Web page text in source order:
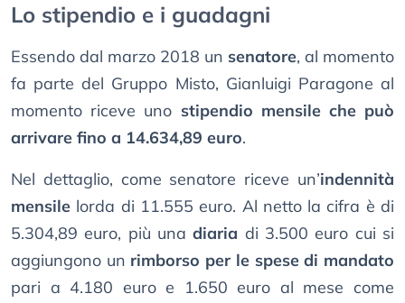
Lo stipendio e i guadagni
Essendo dal marzo 2018 un senatore, al momento
fa parte del Gruppo Misto, Gianluigi Paragone al
momento riceve uno stipendio mensile che può
arrivare fino a 14.634,89 euro.
Nel dettaglio, come senatore riceve un’indennità
mensile lorda di 11.555 euro. Al netto la cifra è di
5.304,89 euro, più unadiaria di 3.500 euro cui si
aggiungono un rimborso per le spese di mandato
pari a 4.180 euro e 1.650 euro al mese come